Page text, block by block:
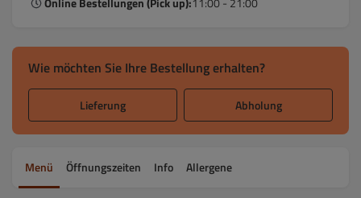
Wie möchten Sie Ihre Bestellung erhalten?
Lieferung Abholung
Menü Öffnungszeiten Info Allergene